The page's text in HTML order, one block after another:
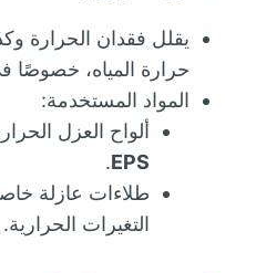
يقلل فقدان الحرارة
حرارة المياه، خصوصًا
المواد المستخدمة:
ألواح العزل
EPS
.
طلاءات عازلة
التغيرات الحرارية.